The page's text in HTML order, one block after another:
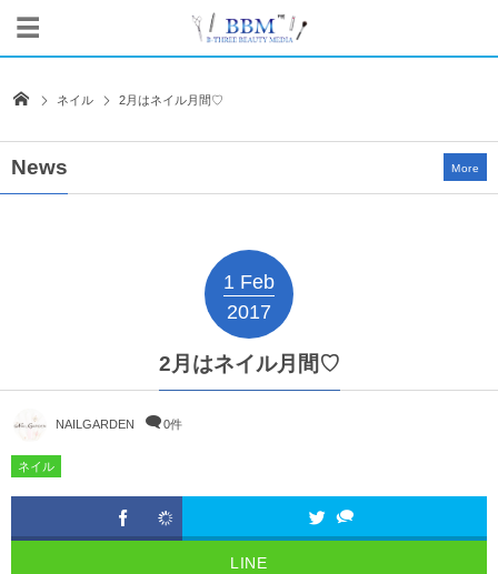
ネイル 2月はネイル月間♡
News More
1 Feb
2017
2月はネイル月間♡
NAILGARDEN 0件
ネイル
LINE